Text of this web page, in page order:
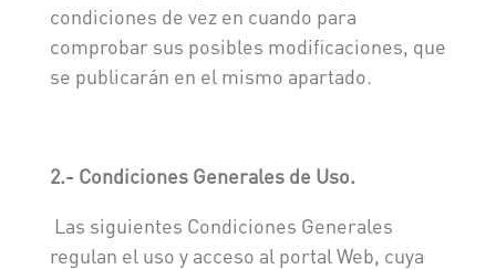
condiciones de vez en cuando para
comprobar sus posibles modificaciones, que
se publicarán en el mismo apartado.
2.- Condiciones Generales de Uso.
Las siguientes Condiciones Generales
regulan el uso y acceso al portal Web, cuya